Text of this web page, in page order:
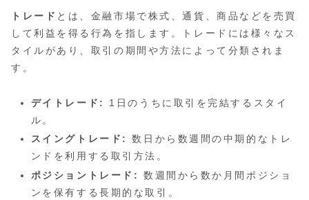
トレード とは、金融市場で株式、通貨、商品などを売買
して利益を得る行為を指します。トレードには様々なス
タイルがあり、取引の期間や方法によって分類されま
す。
デイトレード:
1日のうちに取引を完結するスタイ
ル。
スイングトレード:
数日から数週間の中期的なトレ
ンドを利用する取引方法。
ポジショントレード:
数週間から数か月間ポジショ
ンを保有する長期的な取引。